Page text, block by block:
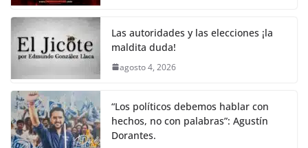
o
o
k
p k
Las autoridades y las elecciones ¡la
maldita duda!
agosto 4, 2026
“Los políticos debemos hablar con
hechos, no con palabras”: Agustín
Dorantes.